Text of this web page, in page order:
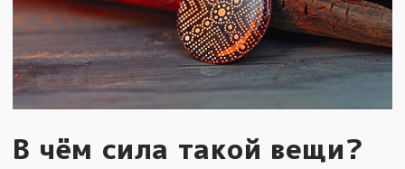
В чём сила такой вещи?